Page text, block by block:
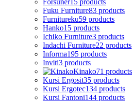
Fuku Furniture83 products
Furnitureku59 products
Hanko15 products
Ichiko Furniture3 products
Indachi Furniture22 products
Informa195 products
Inviti3 products
Kinako71 products
Kursi Ergosit35 products
Kursi Ergotec134 products
Kursi Fantoni144 products